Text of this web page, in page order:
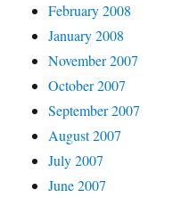
February 2008
January 2008
November 2007
October 2007
September 2007
August 2007
July 2007
June 2007